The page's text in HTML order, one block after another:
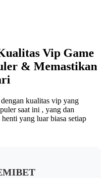
Vip Game
& Memastikan
kualitas vip yang
saat ini , yang dan
yang luar biasa setiap